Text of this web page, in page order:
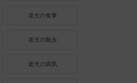
老犬の食事
老犬の散歩
老犬の病気